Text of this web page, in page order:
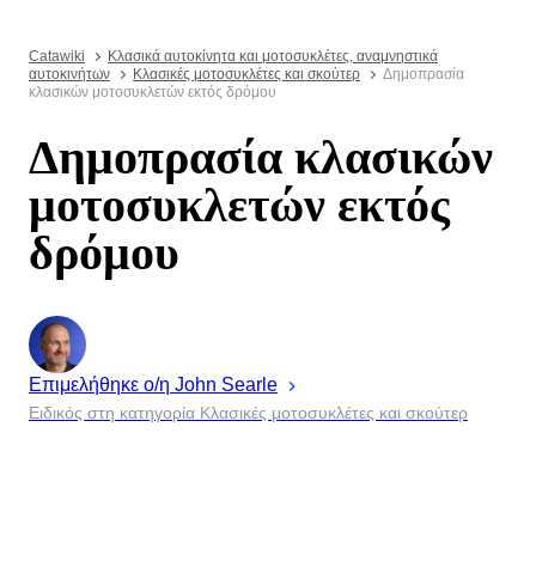
Catawiki
Κλασικά αυτοκίνητα και μοτοσυκλέτες, αναμνηστικά
αυτοκινήτων
Κλασικές μοτοσυκλέτες και σκούτερ
Δημοπρασία
κλασικών μοτοσυκλετών εκτός δρόμου
Δημοπρασία κλασικών
μοτοσυκλετών εκτός
δρόμου
Επιμελήθηκε ο/η John Searle
Ειδικός στη κατηγορία Κλασικές μοτοσυκλέτες και σκούτερ